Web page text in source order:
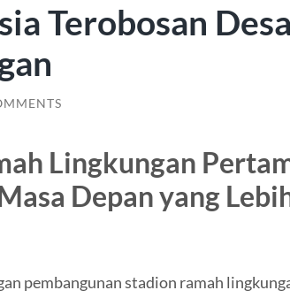
Terobosan
Lingkungan
Depan yang
pembangunan stadion ramah